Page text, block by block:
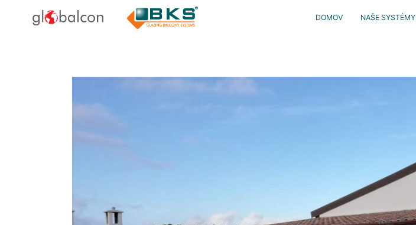
DOMOV NAŠE SYSTÉMY